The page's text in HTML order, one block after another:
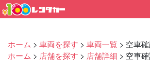
ホーム > 車両を探す > 車両一覧 > 空車
ホーム > 店舗を探す > 店舗詳細 > 空車